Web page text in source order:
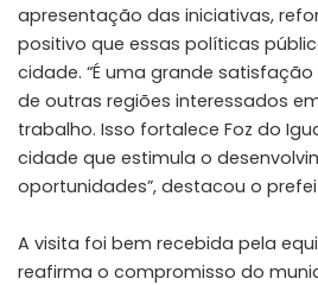
apresentação das iniciativas,
positivo que essas políticas
cidade. “É uma grande
de outras regiões interessados
trabalho. Isso fortalece Foz do
cidade que estimula o
oportunidades”, destacou o
A visita foi bem recebida pela
reafirma o compromisso do